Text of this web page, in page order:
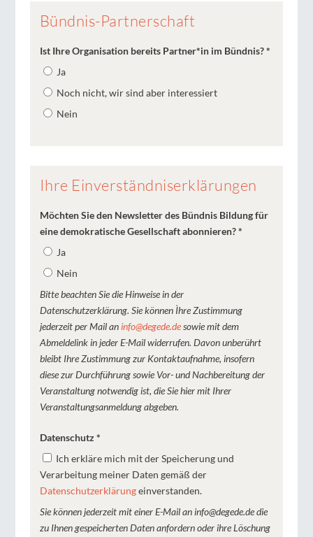
Bündnis-Partnerschaft
Ist Ihre Organisation bereits Partner*in im Bündnis?*
Ja
Noch nicht, wir sind aber interessiert
Nein
Ihre Einverständniserklärungen
Möchten Sie den Newsletter des Bündnis Bildung für
eine demokratische Gesellschaft abonnieren?*
Ja
Nein
Bitte beachten Sie die Hinweise in der
Datenschutzerklärung. Sie können Ìhre Zustimmung
jederzeit per Mail aninfo@degede.desowie mit dem
Abmeldelink in jeder E-Mail widerrufen. Davon unberührt
bleibt Ihre Zustimmung zur Kontaktaufnahme, insofern
diese zur Durchführung sowie Vor- und Nachbereitung der
Veranstaltung notwendig ist, die Sie hier mit Ihrer
Veranstaltungsanmeldung abgeben.
Datenschutz *
Ich erkläre mich mit der Speicherung und
Verarbeitung meiner Daten gemäß der
Datenschutzerklärungeinverstanden.
Sie können jederzeit mit einer E-Mail an info@degede.de die
zu Ihnen gespeicherten Daten anfordern oder ihre Löschung